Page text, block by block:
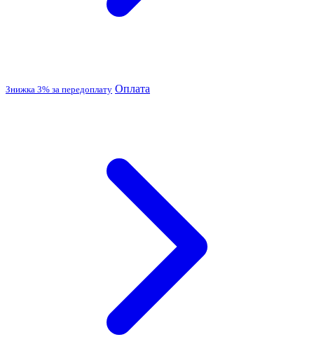
Знижка 3% за передоплату Оплата